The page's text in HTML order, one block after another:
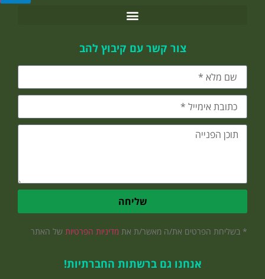
צור קשר עם קיבוץ להב
שליחה
* בשליחת הפרטים את/ה מאשר/ת את מדיניות הפרטיות של האתר
אנחנו גם ברשתות החברתיות!